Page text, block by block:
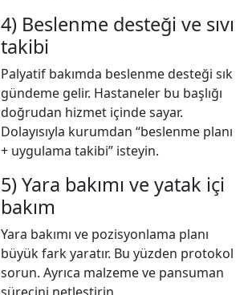
4) Beslenme desteği ve sıvı
takibi
Palyatif bakımda beslenme desteği sık
gündeme gelir. Hastaneler bu başlığı
doğrudan hizmet içinde sayar.
Dolayısıyla kurumdan “beslenme planı
+ uygulama takibi” isteyin.
5) Yara bakımı ve yatak içi
bakım
Yara bakımı ve pozisyonlama planı
büyük fark yaratır. Bu yüzden protokol
sorun. Ayrıca malzeme ve pansuman